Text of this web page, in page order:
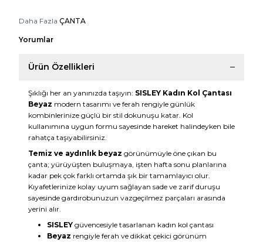
Daha Fazla ÇANTA
Yorumlar
Ürün Özellikleri
Şıklığı her an yanınızda taşıyın: SISLEY Kadın Kol Çantası
Beyaz modern tasarımı ve ferah rengiyle günlük
kombinlerinize güçlü bir stil dokunuşu katar. Kol
kullanımına uygun formu sayesinde hareket halindeyken bile
rahatça taşıyabilirsiniz.
Temiz ve aydınlık beyaz görünümüyle öne çıkan bu
çanta; yürüyüşten buluşmaya, işten hafta sonu planlarına
kadar pek çok farklı ortamda şık bir tamamlayıcı olur.
Kıyafetlerinize kolay uyum sağlayan sade ve zarif duruşu
sayesinde gardırobunuzun vazgeçilmez parçaları arasında
yerini alır.
SISLEY güvencesiyle tasarlanan kadın kol çantası
Beyaz rengiyle ferah ve dikkat çekici görünüm